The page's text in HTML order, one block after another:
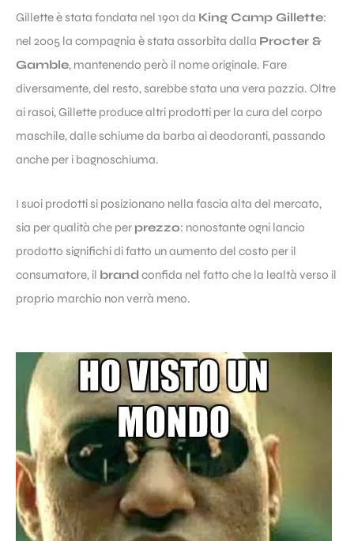
Gillette è stata fondata nel 1901 da King Camp Gillette:
nel 2005 la compagnia è stata assorbita dalla Procter &
Gamble, mantenendo però il nome originale. Fare
diversamente, del resto, sarebbe stata una vera pazzia. Oltre
ai rasoi, Gillette produce altri prodotti per la cura del corpo
maschile, dalle schiume da barba ai deodoranti, passando
anche per i bagnoschiuma.
I suoi prodotti si posizionano nella fascia alta del mercato,
sia per qualità che per prezzo: nonostante ogni lancio
prodotto significhi di fatto un aumento del costo per il
consumatore, il brandconfida nel fatto che la lealtà verso il
proprio marchio non verrà meno.